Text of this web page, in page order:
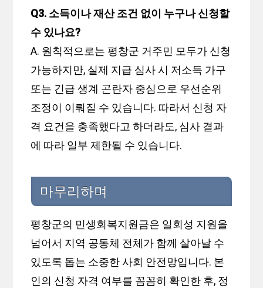
Q3. 소득이나 재산 조건 없이 누구나 신청할
수 있나요?
A. 원칙적으로는 평창군 거주민 모두가 신청
가능하지만, 실제 지급 심사 시 저소득 가구
또는 긴급 생계 곤란자 중심으로 우선순위
조정이 이뤄질 수 있습니다. 따라서 신청 자
격 요건을 충족했다고 하더라도, 심사 결과
에 따라 일부 제한될 수 있습니다.
마무리하며
평창군의 민생회복지원금은 일회성 지원을
넘어서 지역 공동체 전체가 함께 살아날 수
있도록 돕는 소중한 사회 안전망입니다. 본
인의 신청 자격 여부를 꼼꼼히 확인한 후, 정